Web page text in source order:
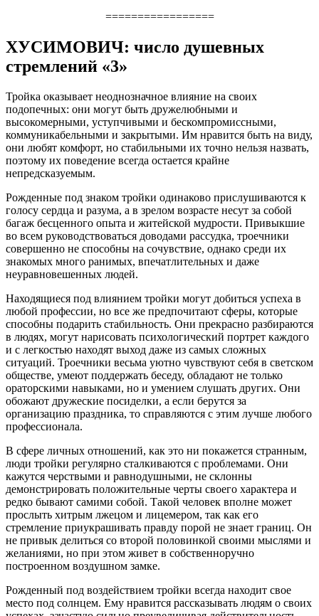
=================
ХУСИМОВИЧ: число душевных
стремлений «3»
Тройка оказывает неоднозначное влияние на своих
подопечных: они могут быть дружелюбными и
высокомерными, уступчивыми и бескомпромиссными,
коммуникабельными и закрытыми. Им нравится быть на виду,
они любят комфорт, но стабильными их точно нельзя назвать,
поэтому их поведение всегда остается крайне
непредсказуемым.
Рожденные под знаком тройки одинаково прислушиваются к
голосу сердца и разума, а в зрелом возрасте несут за собой
багаж бесценного опыта и житейской мудрости. Привыкшие
во всем руководствоваться доводами рассудка, троечники
совершенно не способны на сочувствие, однако среди их
знакомых много ранимых, впечатлительных и даже
неуравновешенных людей.
Находящиеся под влиянием тройки могут добиться успеха в
любой профессии, но все же предпочитают сферы, которые
способны подарить стабильность. Они прекрасно разбираются
в людях, могут нарисовать психологический портрет каждого
и с легкостью находят выход даже из самых сложных
ситуаций. Троечники весьма уютно чувствуют себя в светском
обществе, умеют поддержать беседу, обладают не только
ораторскими навыками, но и умением слушать других. Они
обожают дружеские посиделки, а если берутся за
организацию праздника, то справляются с этим лучше любого
профессионала.
В сфере личных отношений, как это ни покажется странным,
люди тройки регулярно сталкиваются с проблемами. Они
кажутся черствыми и равнодушными, не склонны
демонстрировать положительные черты своего характера и
редко бывают самими собой. Такой человек вполне может
прослыть хитрым лжецом и лицемером, так как его
стремление приукрашивать правду порой не знает границ. Он
не привык делиться со второй половинкой своими мыслями и
желаниями, но при этом живет в собственноручно
построенном воздушном замке.
Рожденный под воздействием тройки всегда находит свое
место под солнцем. Ему нравится рассказывать людям о своих